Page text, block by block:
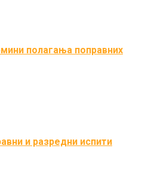
полагања поправних
и разредни испити